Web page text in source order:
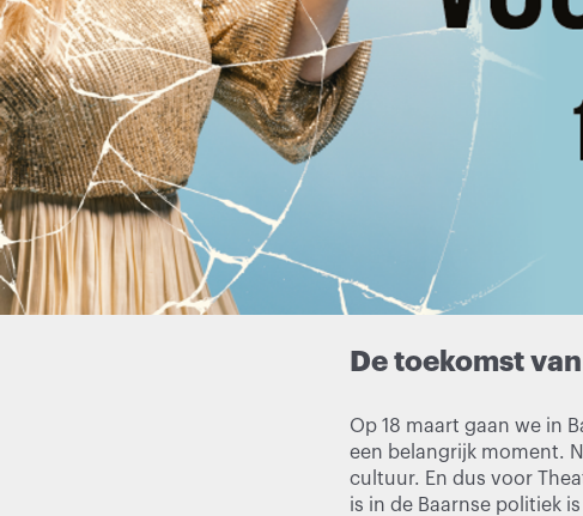
De toekomst
Op 18 maart gaan we in
een belangrijk moment.
cultuur. En dus voor
is in de Baarnse politiek